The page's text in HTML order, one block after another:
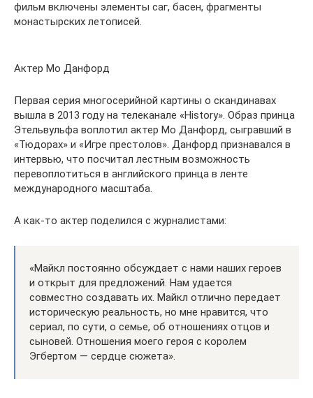
фильм включены элементы саг, басен, фрагменты
монастырских летописей.
Актер Мо Данфорд
Первая серия многосерийной картины о скандинавах
вышла в 2013 году на телеканале «History». Образ принца
Этельвульфа воплотил актер Мо Данфорд, сыгравший в
«Тюдорах» и «Игре престолов». Данфорд признавался в
интервью, что посчитал лестным возможность
перевоплотиться в английского принца в ленте
международного масштаба.
А как-то актер поделился с журналистами:
«Майкл постоянно обсуждает с нами наших героев
и открыт для предложений. Нам удается
совместно создавать их. Майкл отлично передает
историческую реальность, но мне нравится, что
сериал, по сути, о семье, об отношениях отцов и
сыновей. Отношения моего героя с королем
Эгбертом — сердце сюжета».